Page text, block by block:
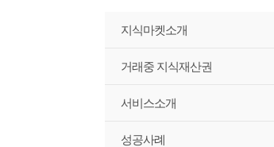
지식마켓소개
거래중 지식재산권
서비스소개
성공사례